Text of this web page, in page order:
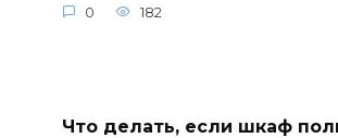
0 182
Что делать, если шкаф